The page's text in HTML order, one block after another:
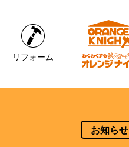
リフォーム
お知らせ